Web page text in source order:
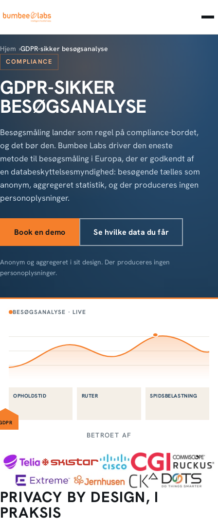
Hjem GDPR-sikker besøgsanalyse
COMPLIANCE
GDPR-SIKKER
BESØGSANALYSE
Besøgsmåling lander som regel på compliance-bordet,
og det bør den. Bumbee Labs driver den eneste
metode til besøgsmåling i Europa, der er godkendt af
en databeskyttelsesmyndighed: besøgende tælles som
anonym, aggregeret statistik, og der produceres ingen
personoplysninger.
Book en demo Se hvilke data du får
Anonym og aggregeret i sit design. Der produceres ingen
personoplysninger.
BESØGSANALYSE · LIVE
OPHOLDSTID RUTER SPIDSBELASTNING
BETROET AF
PRIVACY BY DESIGN, I
PRAKSIS